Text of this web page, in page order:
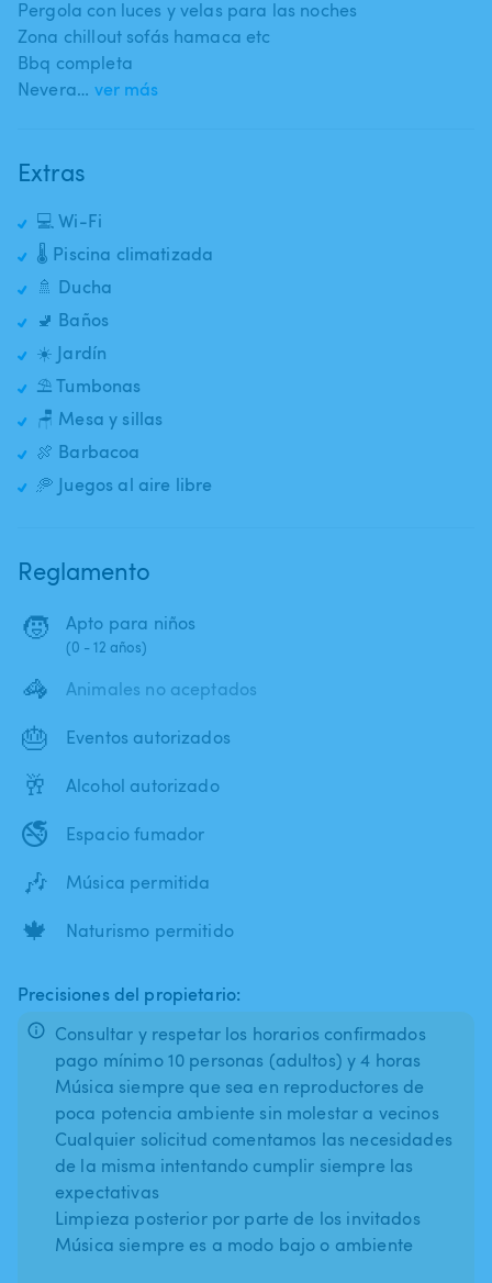
Pergola con luces y velas para las noches
Zona chillout sofás hamaca etc
Bbq completa
Nevera… ver más
Extras
💻 Wi-Fi
🌡️ Piscina climatizada
🚿 Ducha
🚽 Baños
☀️ Jardín
⛱️ Tumbonas
🪑 Mesa y sillas
🍖 Barbacoa
🥏 Juegos al aire libre
Reglamento
🧒 Apto para niños
(0 - 12 años)
🦓 Animales no aceptados
🎂 Eventos autorizados
🥂 Alcohol autorizado
🚭 Espacio fumador
🎶 Música permitida
🍁 Naturismo permitido
Precisiones del propietario:
Consultar y respetar los horarios confirmados
pago mínimo 10 personas (adultos) y 4 horas
Música siempre que sea en reproductores de
poca potencia ambiente sin molestar a vecinos
Cualquier solicitud comentamos las necesidades
de la misma intentando cumplir siempre las
expectativas
Limpieza posterior por parte de los invitados
Música siempre es a modo bajo o ambiente